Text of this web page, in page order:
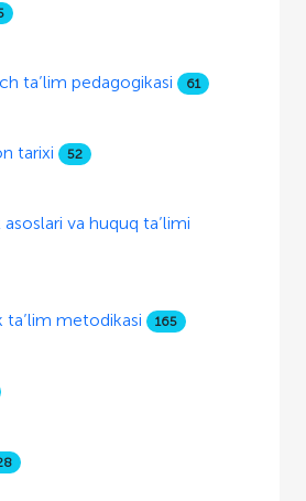
ta’lim pedagogikasi 61
tarixi 52
asoslari va huquq ta’limi
ta’lim metodikasi 165